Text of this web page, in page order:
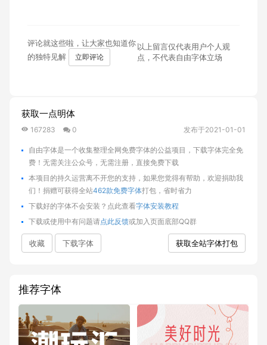
评论就这些啦，让大家也知道你
的独特见解
立即评论
以上留言仅代表用户个人观
点，不代表自由字体立场
获取一点明体
167283 0 发布于2021-01-01
自由字体是一个收集整理全网免费字体的公益项目，下载字体完全免
费！无需关注公众号，无需注册，直接免费下载
本项目的持久运营离不开您的支持，如果您觉得有帮助，欢迎捐助我
们！捐赠可获得全站462款免费字体打包，省时省力
下载好的字体不会安装？点此查看字体安装教程
下载或使用中有问题请点此反馈或加入页面底部QQ群
收藏 下载字体 获取全站字体打包
推荐字体